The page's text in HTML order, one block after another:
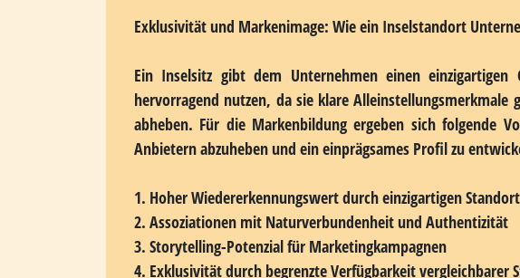
Planung und gute Kenntnisse der jeweiligen
hierzu Beratungsleistungen an, die Existenzgründern
für ihr Vorhaben zu identifizieren.
Lebenshaltungskosten und Betriebsausgaben im Vergleich
Entgegen der landläufigen Annahme sind die
für Gewerbeflächen können die höheren
das
Oberland, Mittelland und Unterland bietet
ausfallen, da die Lebensqualität als Vergütungsbestandteil
kalkuliert werden.